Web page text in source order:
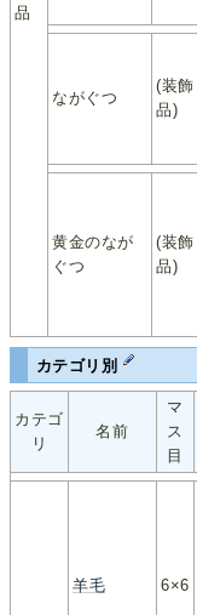
品
ながぐつ
(装飾
品)
黄金のなが
ぐつ
(装飾
品)
カテゴリ別
カテゴ
リ
名前
マ
ス
目
羊毛 6×6